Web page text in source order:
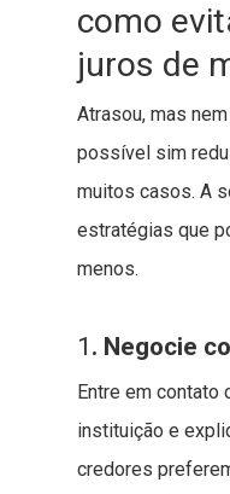
como
juros de
Atrasou, mas
possível sim
muitos casos. A
estratégias que
menos.
1 . Negocie
Entre em contato
instituição e
credores